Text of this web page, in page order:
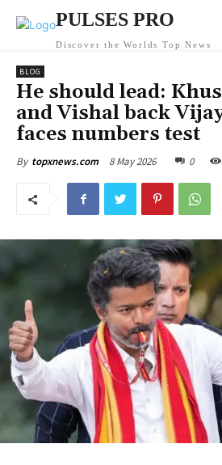
PULSES PRO
Discover the Worlds Top News
BLOG
He should lead:
and Vishal back
faces numbers test
By topxnews.com 8 May 2026 0